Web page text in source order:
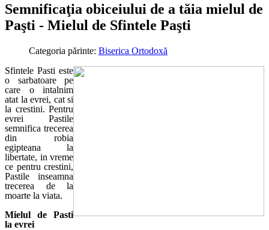
Semnificaţia obiceiului de a tăia mielul de
Paşti - Mielul de Sfintele Paşti
Categoria părinte: Biserica Ortodoxă
Sfintele Pasti este
o sarbatoare pe
care o intalnim
atat la evrei, cat si
la crestini. Pentru
evrei Pastile
semnifica trecerea
din robia
egipteana la
libertate, in vreme
ce pentru crestini,
Pastile inseamna
trecerea de la
moarte la viata.
Mielul de Pasti
la evrei